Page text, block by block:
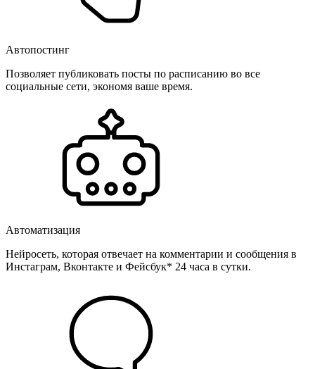
Автопостинг
Позволяет публиковать посты по расписанию во все
социальные сети, экономя ваше время.
Автоматизация
Нейросеть, которая отвечает на комментарии и сообщения в
Инстаграм, Вконтакте и Фейсбук* 24 часа в сутки.